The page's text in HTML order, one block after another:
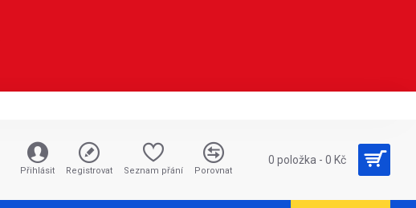
Přihlásit Registrovat Seznam přání Porovnat
0 položka - 0 Kč